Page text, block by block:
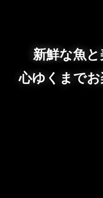
新鮮な魚
心ゆくまでお